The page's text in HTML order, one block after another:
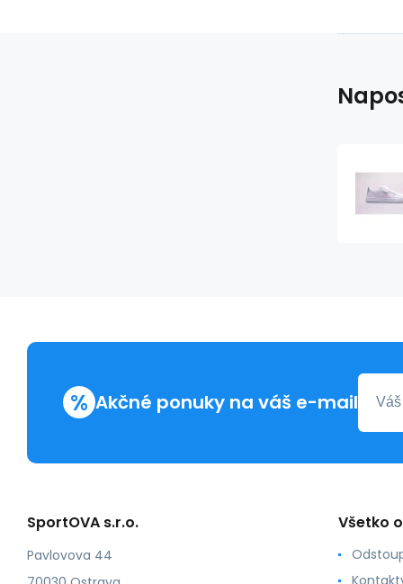
% Akčné ponuky na váš e-mail
SportOVA s.r.o.
Pavlovova 44
Všetko